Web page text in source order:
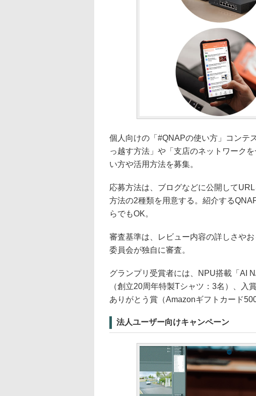
個人向けの「#QNAPの使い方」コンテ
っ越す方法」や「支店のネットワーク
い方や活用方法を募集。
応募方法は、ブログなどに公開して
方法の2種類を用意する。紹介する
らでもOK。
審査基準は、レビュー内容の詳しさや
委員会が独自に審査。
グランプリ受賞者には、NPU搭載「AI
（創立20周年特製Tシャツ：3名）、入
ありがとう賞（Amazonギフトカード
法人ユーザー向けキャンペーン